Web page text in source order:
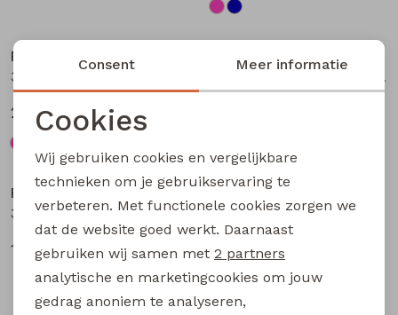
Persival
27,99
Persival
3310300 W20103 meisjes pullover Bruin donker
Nieuw
Persival
3310807 W20102 meisjes rok kort Bordeaux
17,99
Persival
22,99
Nieuw
Noodzakelijke cookies
Analytische cookies
Marketing cookies
Consent Meer informatie
Cookies
Wij gebruiken cookies en vergelijkbare
technieken om je gebruikservaring te
verbeteren. Met functionele cookies zorgen we
dat de website goed werkt. Daarnaast
gebruiken wij samen met 2 partners
analytische en marketingcookies om jouw
gedrag anoniem te analyseren,